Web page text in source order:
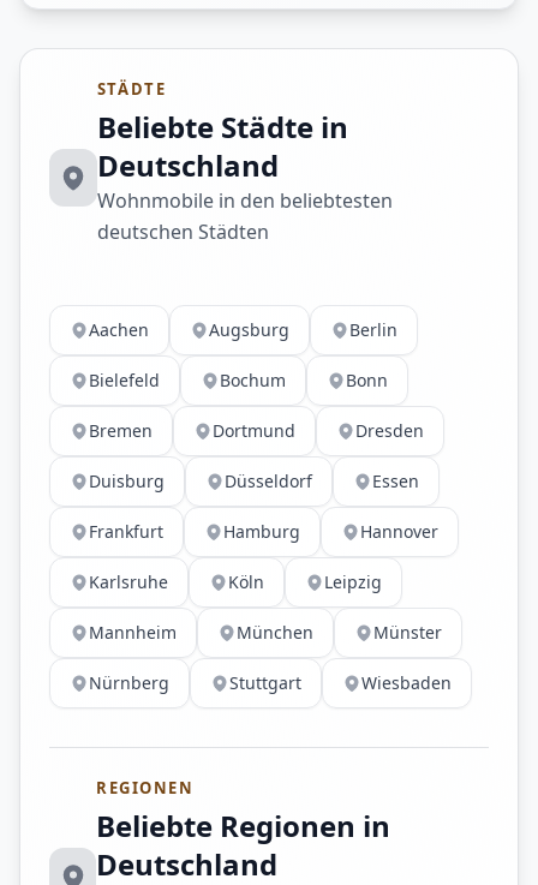
STÄDTE
Beliebte Städte in
Deutschland
Wohnmobile in den beliebtesten
deutschen Städten
Aachen Augsburg Berlin
Bielefeld Bochum Bonn
Bremen Dortmund Dresden
Duisburg Düsseldorf Essen
Frankfurt Hamburg Hannover
Karlsruhe Köln Leipzig
Mannheim München Münster
Nürnberg Stuttgart Wiesbaden
REGIONEN
Beliebte Regionen in
Deutschland